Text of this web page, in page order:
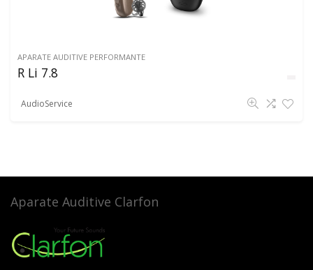
APARATE AUDITIVE PERFORMANTE
R Li 7.8
AudioService
Aparate Auditive Clarfon